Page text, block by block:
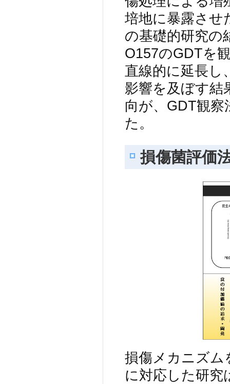
培地に暴露させ
の基礎的研究の
O157のGDTを
直線的に延長し
影響を及ぼす結
向が、GDT観
た。
損傷菌評価
損傷メカニズム
に対応した研究